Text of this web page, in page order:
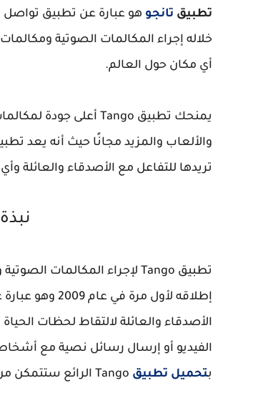
تطبيق تانجو هو عبارة عن تطبيق تواصل
خلاله إجراء المكالمات الصوتية
أي مكان حول العالم.
يمنحك تطبيق Tango أعلى جودة
والألعاب والمزيد مجانًا حيث أنه يعد
تريدها للتفاعل مع الأصدقاء والعائلة
تطبيق Tango لإجراء المكالمات
إطلاقه لأول
الأصدقاء والعائلة لالتقاط لحظات
الفيديو أو إرسال رسائل نصية مع
بتحميل تطبيق Tango الرائع ستتمكن